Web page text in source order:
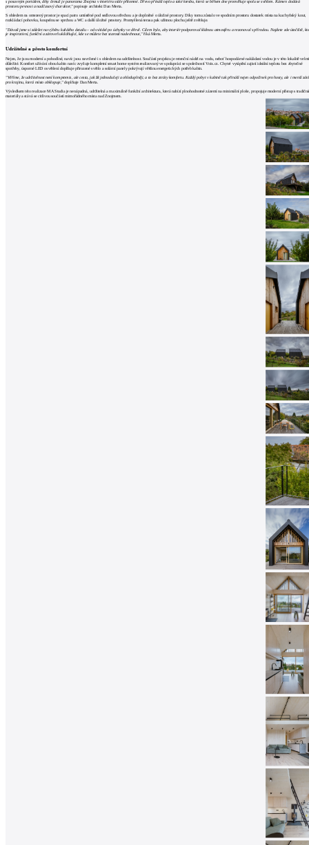
s posuvným portálem, díky čemuž je panorama Znojma v interiéru stále přítomné. Dřevo přináší teplo a také kresbu, která se během dne proměňuje spolu se světlem. Kámen dodává
prostoru pevnost a nadčasový charakter,"popisuje architekt Dan Merta.
S ohledem na omezený prostor je spací patro umístěné pod sedlovou střechou a je doplněné o úložné prostory. Díky tomu zůstalo ve spodním prostoru dostatek místa na kuchyňský kout,
rozkládací pohovku, koupelnu se sprchou a WC a další úložné prostory. Promyšlená terasa pak užitnou plochu ještě zvětšuje.
"Dávali jsme si záležet na výběru každého detailu – od svítidel po úchytky ve dřevě. Cílem bylo, aby interiér podporoval klidnou atmosféru a rezonoval s přírodou. Najdete zde útočiště,
je inspirativní, funkční a zároveň uklidňující, kde se můžete bez starostí nadechnout,"říká Merta.
Udržitelné a přesto komfortní
Nejen, že jsou moderní a pohodlné, navíc jsou navržené i s ohledem na udržitelnost. Součástí projektu je retenční nádrž na vodu, neboť hospodárné nakládaní vodou je v této lokalitě velmi
důležité. Komfort užívání obou kabin navíc zvyšuje kompletní smart home systém realizovaný ve spolupráci se společností Voix.cz. Chytré vytápění zajistí ideální teplotu bez zbytečné
spotřeby, úsporné LED osvětlení doplňuje přirozené světlo a solární panely pokrývají většinu energetických potřeb kabin.
"Věříme, že udržitelnost není kompromis, ale cesta, jak žít jednodušeji a ohleduplněji, a to bez ztráty komfortu. Každý pobyt v kabině tak přináší nejen odpočinek pro hosty, ale i menší
pro krajinu, která místo obklopuje,"doplňuje Dan Merta.
Výsledkem této realizace MA Studia je nenápadná, udržitelná a maximálně funkční architektura, která nabízí plnohodnotné zázemí na minimální ploše, propojuje moderní přístup s
materiály a stává se citlivou součástí mimořádného místa nad Znojmem.
architektů
Katalog
dodavatelů
inzerát
do
burzy
práce